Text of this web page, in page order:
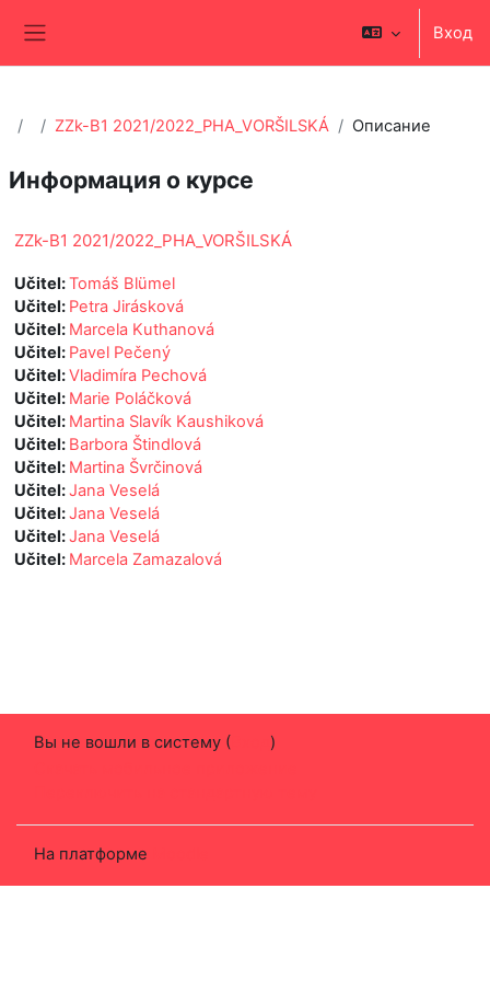
Вход
ZZk-B1 2021/2022_PHA_VORŠILSKÁ Описание
Информация о курсе
ZZk-B1 2021/2022_PHA_VORŠILSKÁ
Učitel:Tomáš Blümel
Učitel: Petra Jirásková
Učitel: Marcela Kuthanová
Učitel: Pavel Pečený
Učitel:Vladimíra Pechová
Učitel: Marie Poláčková
Učitel: Martina Slavík Kaushiková
Učitel: Barbora Štindlová
Učitel: Martina Švrčinová
Učitel:Jana Veselá
Učitel:Jana Veselá
Učitel:Jana Veselá
Učitel: Marcela Zamazalová
Вы не вошли в систему (
)
На платформе